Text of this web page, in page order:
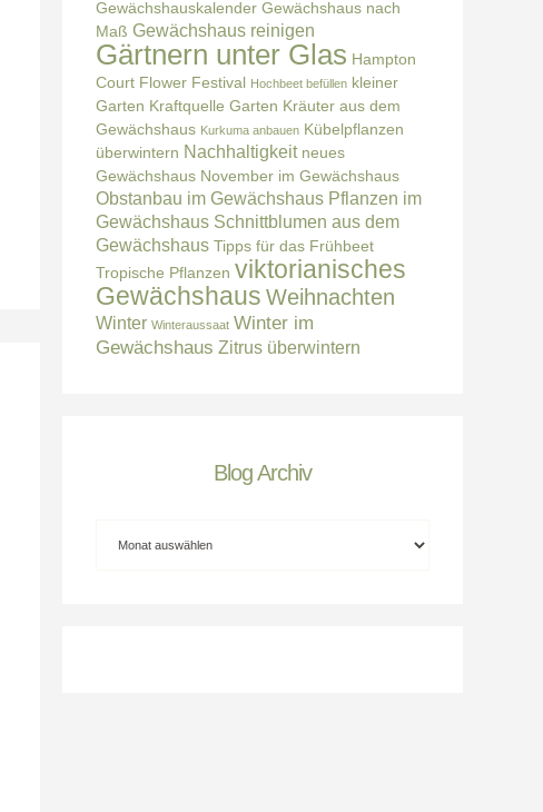
Gewächshauskalender Gewächshaus nach
Maß Gewächshaus reinigen
Gärtnern unter Glas Hampton
Court Flower Festival
Hochbeet befüllen kleiner
Garten Kraftquelle Garten Kräuter aus dem
Gewächshaus Kurkuma anbauen Kübelpflanzen
überwintern Nachhaltigkeit neues
Gewächshaus November im Gewächshaus
Obstanbau im Gewächshaus Pflanzen im
Gewächshaus Schnittblumen aus dem
Gewächshaus Tipps für das Frühbeet
Tropische Pflanzen viktorianisches
Gewächshaus Weihnachten
Winter Winteraussaat Winter im
Gewächshaus Zitrus überwintern
Blog Archiv